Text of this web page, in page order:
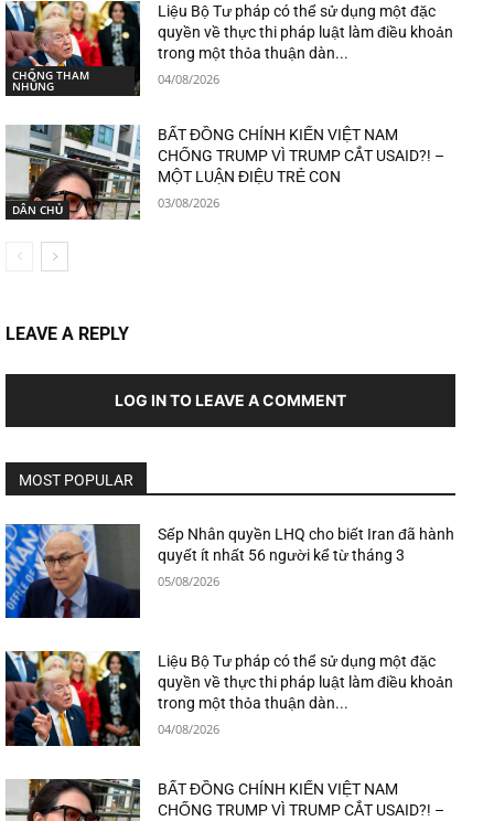
CHỐNG THAM
NHŨNG
Liệu Bộ Tư pháp có thể sử dụng một đặc
quyền về thực thi pháp luật làm điều khoản
trong một thỏa thuận dàn...
04/08/2026
DÂN CHỦ
BẤT ĐỒNG CHÍNH KIẾN VIỆT NAM
CHỐNG TRUMP VÌ TRUMP CẮT USAID?! –
MỘT LUẬN ĐIỆU TRẺ CON
03/08/2026
LEAVE A REPLY
LOG IN TO LEAVE A COMMENT
MOST POPULAR
Sếp Nhân quyền LHQ cho biết Iran đã hành
quyết ít nhất 56 người kể từ tháng 3
05/08/2026
Liệu Bộ Tư pháp có thể sử dụng một đặc
quyền về thực thi pháp luật làm điều khoản
trong một thỏa thuận dàn...
04/08/2026
BẤT ĐỒNG CHÍNH KIẾN VIỆT NAM
CHỐNG TRUMP VÌ TRUMP CẮT USAID?! –